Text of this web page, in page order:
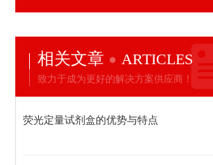
相关文章 ARTICLES
致力于成为更好的解决方案供应商！
荧光定量试剂盒的优势与特点